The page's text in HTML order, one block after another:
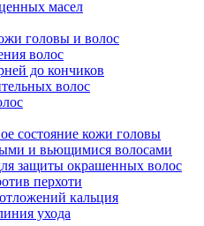
масел
головы и волос
волос
до кончиков
волос
состояние кожи головы
и вьющимися волосами
защиты окрашенных волос
перхоти
кальция
ухода